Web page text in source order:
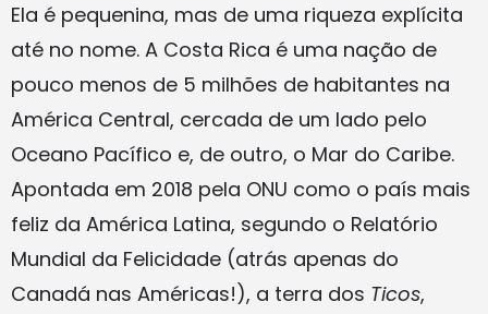
Ela é pequenina, mas de uma riqueza explícita
até no nome. A Costa Rica é uma nação de
pouco menos de 5 milhões de habitantes na
América Central, cercada de um lado pelo
Oceano Pacífico e, de outro, o Mar do Caribe.
Apontada em 2018 pela ONU como o país mais
feliz da América Latina, segundo o Relatório
Mundial da Felicidade (atrás apenas do
Canadá nas Américas!), a terra dos Ticos,